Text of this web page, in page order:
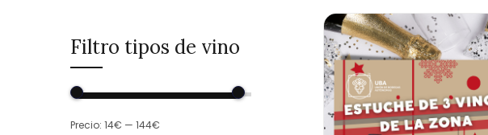
Filtro tipos de vino
Precio: 14€ — 144€